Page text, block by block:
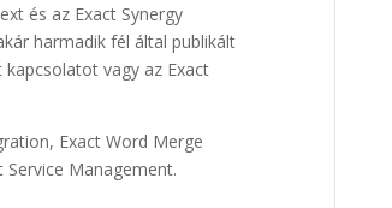
és az Exact Synergy
harmadik fél által publikált
vagy az Exact
Exact Word Merge
Management.